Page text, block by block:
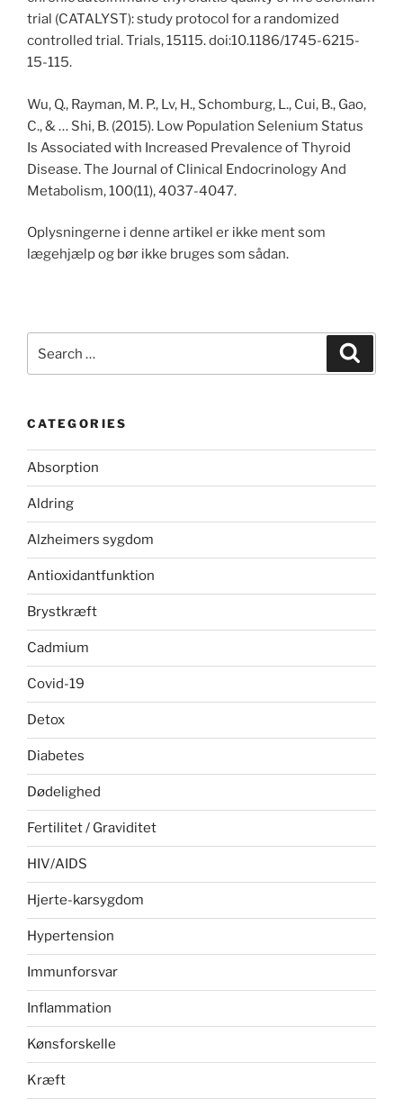
trial (CATALYST): study protocol for a randomized
controlled trial. Trials, 15115. doi:10.1186/1745-6215-
15-115.
Wu, Q., Rayman, M. P., Lv, H., Schomburg, L., Cui, B., Gao,
C., & … Shi, B. (2015). Low Population Selenium Status
Is Associated with Increased Prevalence of Thyroid
Disease. The Journal of Clinical Endocrinology And
Metabolism, 100(11), 4037-4047.
Oplysningerne i denne artikel er ikke ment som
lægehjælp og bør ikke bruges som sådan.
for:
CATEGORIES
Absorption
Aldring
Alzheimers sygdom
Antioxidantfunktion
Brystkræft
Cadmium
Covid-19
Detox
Diabetes
Dødelighed
Fertilitet / Graviditet
HIV/AIDS
Hjerte-karsygdom
Hypertension
Immunforsvar
Inflammation
Kønsforskelle
Kræft